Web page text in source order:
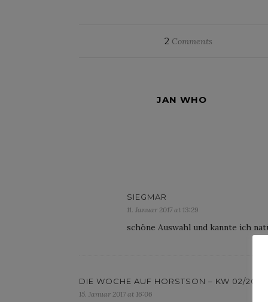
2 Comments
JAN WHO
SIEGMAR
11. Januar 2017 at 13:29
schöne Auswahl und kannte ich
DIE WOCHE AUF HORSTSON – KW 02/2017
15. Januar 2017 at 16:06